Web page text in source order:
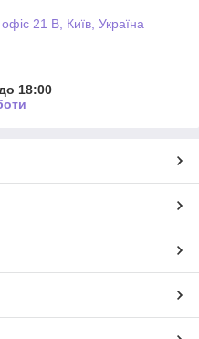
21 В, Київ, Україна
18:00